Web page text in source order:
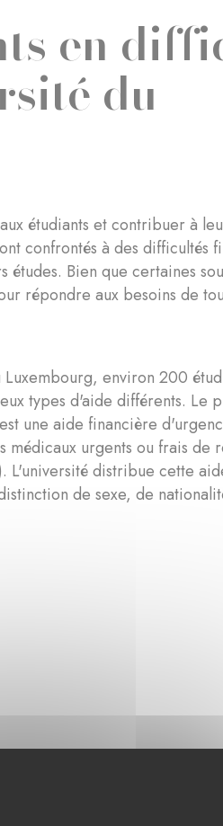
en
du
étudiants et contribuer à
confrontés à des difficultés
Bien que certaines
répondre aux besoins de
Luxembourg, environ 200
types d'aide différents. Le
une aide financière
urgents ou frais de
distribue cette
de sexe, de